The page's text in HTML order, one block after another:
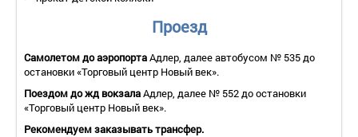
• Санузел – душевая кабина, набор гигиенических
• Wi-Fi.
• Сервис:
- уборка номера – ежедневно;
- смена белья – 1 раз в 3 дня;
- смена полотенец – 1 раз в 3 дня.
Проезд
Самолетом до аэропортаАдлер, далее автобусом № 535 до
остановки «Торговый центр Новый век».
Поездом до жд вокзалаАдлер, далее № 552 до остановки
«Торговый центр Новый век».
Рекомендуем заказывать трансфер.